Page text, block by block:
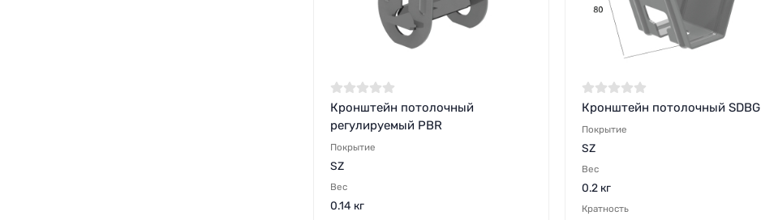
Кронштейн потолочный
регулируемый PBR
Покрытие
SZ
Вес
0.14 кг
Кронштейн потолочный SDBG
Покрытие
SZ
Вес
0.2 кг
Кратность